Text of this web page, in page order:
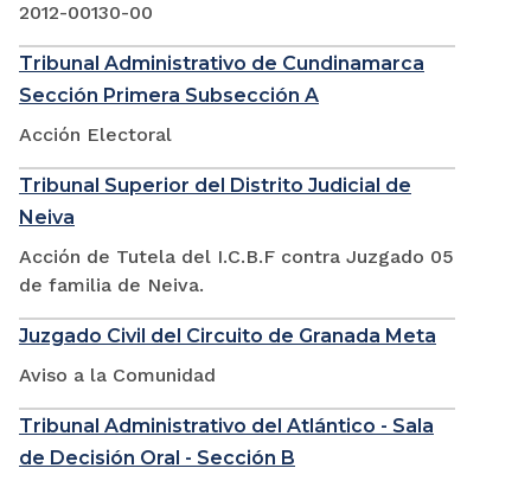
2012-00130-00
Tribunal Administrativo de Cundinamarca
Sección Primera Subsección A
Acción Electoral
Tribunal Superior del Distrito Judicial de
Neiva
Acción de Tutela del I.C.B.F contra Juzgado 05
de familia de Neiva.
Juzgado Civil del Circuito de Granada Meta
Aviso a la Comunidad
Tribunal Administrativo del Atlántico - Sala
de Decisión Oral - Sección B